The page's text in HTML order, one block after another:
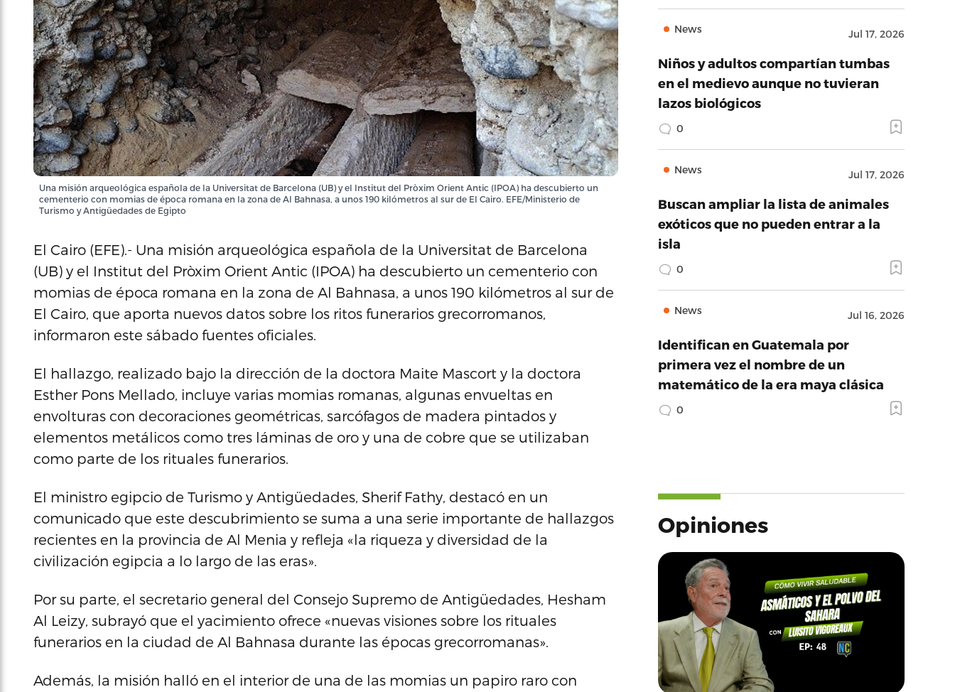
Una misión arqueológica española de la Universitat de Barcelona (UB) y el Institut del Pròxim Orient Antic (IPOA) ha descubierto un
cementerio con momias de época romana en la zona de Al Bahnasa, a unos 190 kilómetros al sur de El Cairo. EFE/Ministerio de
Turismo y Antigüedades de Egipto
El Cairo (EFE).- Una misión arqueológica española de la Universitat de Barcelona
(UB) y el Institut del Pròxim Orient Antic (IPOA) ha descubierto un cementerio con
momias de época romana en la zona de Al Bahnasa, a unos 190 kilómetros al sur de
El Cairo, que aporta nuevos datos sobre los ritos funerarios grecorromanos,
informaron este sábado fuentes oficiales.
El hallazgo, realizado bajo la dirección de la doctora Maite Mascort y la doctora
Esther Pons Mellado, incluye varias momias romanas, algunas envueltas en
envolturas con decoraciones geométricas, sarcófagos de madera pintados y
elementos metálicos como tres láminas de oro y una de cobre que se utilizaban
como parte de los rituales funerarios.
El ministro egipcio de Turismo y Antigüedades, Sherif Fathy, destacó en un
comunicado que este descubrimiento se suma a una serie importante de hallazgos
recientes en la provincia de Al Menia y refleja «la riqueza y diversidad de la
civilización egipcia a lo largo de las eras».
Por su parte, el secretario general del Consejo Supremo de Antigüedades, Hesham
Al Leizy, subrayó que el yacimiento ofrece «nuevas visiones sobre los rituales
funerarios en la ciudad de Al Bahnasa durante las épocas grecorromanas».
Además, la misión halló en el interior de una de las momias un papiro raro con
News Jul 17, 2026
Niños y adultos compartían tumbas
en el medievo aunque no tuvieran
lazos biológicos
0
News Jul 17, 2026
Buscan ampliar la lista de animales
exóticos que no pueden entrar a la
isla
0
News Jul 16, 2026
Identifican en Guatemala por
primera vez el nombre de un
matemático de la era maya clásica
0
Opiniones